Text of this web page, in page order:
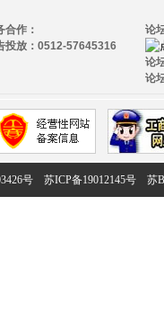
论
论
论
合作：
投放：0512-57645316
号 苏ICP备19012145号 苏